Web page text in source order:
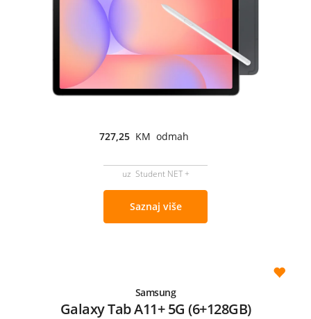
727,25 KM odmah
uz Student NET +
Saznaj više
Samsung
Galaxy Tab A11+ 5G (6+128GB)